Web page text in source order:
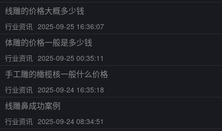
线雕的价格大概多少钱
行业资讯 2025-09-25 16:36:07
体雕的价格一般是多少钱
行业资讯 2025-09-25 00:35:11
手工雕的橄榄核一般什么价格
行业资讯 2025-09-24 16:35:18
线雕鼻成功案例
行业资讯 2025-09-24 08:34:51